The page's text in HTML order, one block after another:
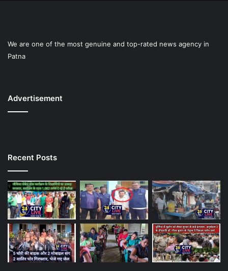
We are one of the most genuine and top-rated news agency in
Patna
Advertisement
Recent Posts